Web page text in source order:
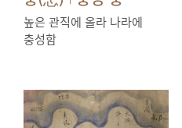
높은 관직에 올라 나라에
충성함